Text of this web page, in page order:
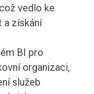
vedlo ke
a získání
BI pro
organizaci,
služeb